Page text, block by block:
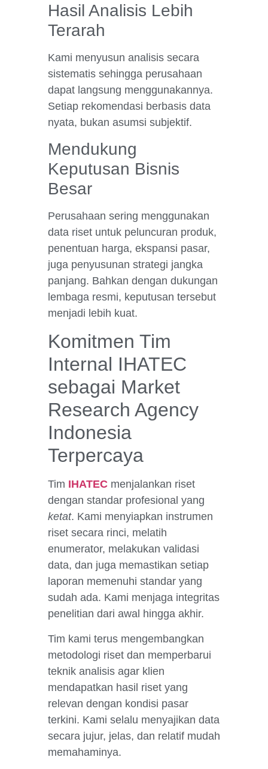
Hasil Analisis Lebih
Terarah
Kami menyusun analisis secara
sistematis sehingga perusahaan
dapat langsung menggunakannya.
Setiap rekomendasi berbasis data
nyata, bukan asumsi subjektif.
Mendukung
Keputusan Bisnis
Besar
Perusahaan sering menggunakan
data riset untuk peluncuran produk,
penentuan harga, ekspansi pasar,
juga penyusunan strategi jangka
panjang. Bahkan dengan dukungan
lembaga resmi, keputusan tersebut
menjadi lebih kuat.
Komitmen Tim
Internal IHATEC
sebagai Market
Research Agency
Indonesia
Terpercaya
Tim IHATEC menjalankan riset
dengan standar profesional yang
ketat. Kami menyiapkan instrumen
riset secara rinci, melatih
enumerator, melakukan validasi
data, dan juga memastikan setiap
laporan memenuhi standar yang
sudah ada. Kami menjaga integritas
penelitian dari awal hingga akhir.
Tim kami terus mengembangkan
metodologi riset dan memperbarui
teknik analisis agar klien
mendapatkan hasil riset yang
relevan dengan kondisi pasar
terkini. Kami selalu menyajikan data
secara jujur, jelas, dan relatif mudah
memahaminya.